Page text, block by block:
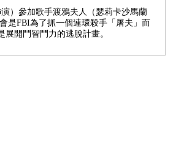
）參加歌手渡鴉夫人（瑟莉卡沙馬蘭
是FBI為了抓一個連環殺手「屠夫」而
開鬥智鬥力的逃脫計畫。